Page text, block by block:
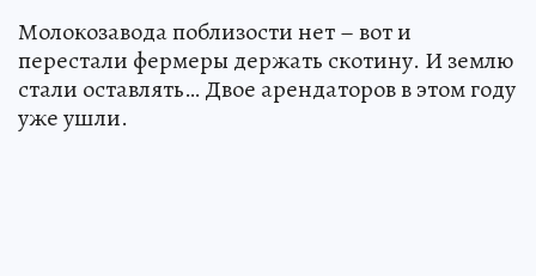
Молокозавода поблизости нет – вот и
перестали фермеры держать скотину. И землю
стали оставлять… Двое арендаторов в этом году
уже ушли.